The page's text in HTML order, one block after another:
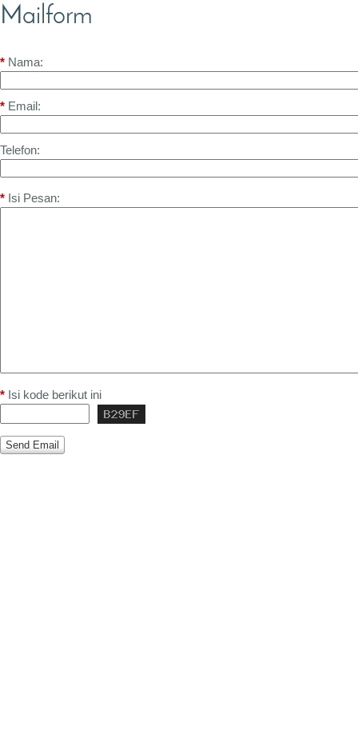
Mailform
* Nama:
* Email:
Telefon:
* Isi Pesan:
* Isi kode berikut ini